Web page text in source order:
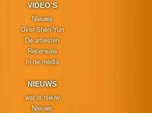
VIDEO'S
Nieuws
Over Shen Yun
De artiesten
Recensies
In de media
NIEUWS
wat is nieuw
Nieuws